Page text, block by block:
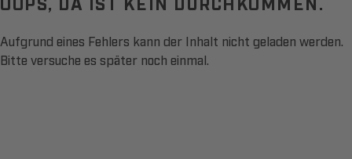
Aufgrund eines Fehlers kann der Inhalt nicht geladen werden.
Bitte versuche es später noch einmal.